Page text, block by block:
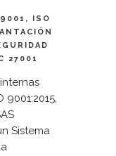
ISO
27001
9001:2015,
Sistema